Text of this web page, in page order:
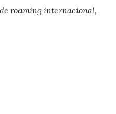
roaming internacional,